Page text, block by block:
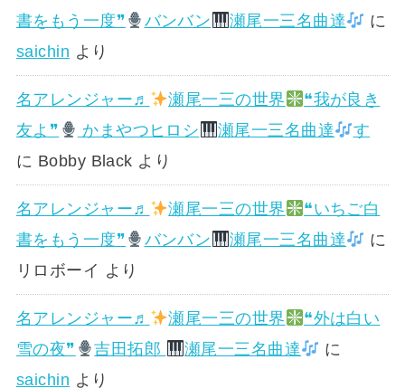
書をもう一度❞
バンバン 瀬尾一三名曲達
に
saichin より
名アレンジャー♬ 瀬尾一三の世界
❝我が良き
友よ❞
かまやつヒロシ 瀬尾一三名曲達
す
に Bobby Black より
名アレンジャー♬ 瀬尾一三の世界
❝いちご白
書をもう一度❞
バンバン 瀬尾一三名曲達
に
リロボーイ より
名アレンジャー♬ 瀬尾一三の世界
❝外は白い
雪の夜❞
吉田拓郎 瀬尾一三名曲達
に
saichin より